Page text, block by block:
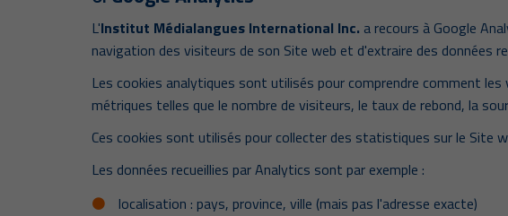
L'Institut Médialangues International Inc. a recours à Google
navigation des visiteurs de son Site web et d'extraire des données
Les cookies analytiques sont utilisés pour comprendre comment
métriques telles que le nombre de visiteurs, le taux de rebond, la
Ces cookies sont utilisés pour collecter des statistiques sur le Site
Les données recueillies par Analytics sont par exemple :
localisation : pays, province, ville (mais pas l'adresse exacte)